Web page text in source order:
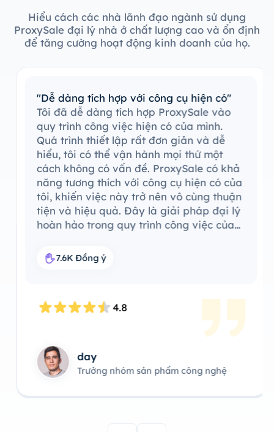
Hiểu cách các nhà lãnh đạo ngành sử dụng
ProxySale đại lý nhà ở chất lượng cao và ổn định
để tăng cường hoạt động kinh doanh của họ.
"Dễ dàng tích hợp với công cụ hiện có"
Tôi đã dễ dàng tích hợp ProxySale vào
quy trình công việc hiện có của mình.
Quá trình thiết lập rất đơn giản và dễ
hiểu, tôi có thể vận hành mọi thứ một
cách không có vấn đề. ProxySale có khả
năng tương thích với công cụ hiện có của
tôi, khiến việc này trở nên vô cùng thuận
tiện và hiệu quả. Đây là giải pháp đại lý
hoàn hảo trong quy trình công việc của
7.6K Đồng ý
4.8
day
Trưởng nhóm sản phẩm công nghệ